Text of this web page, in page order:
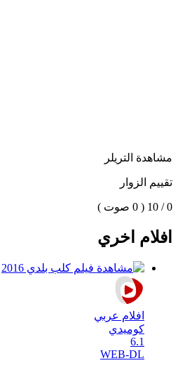
مشاهدة التريلر
تقييم الزوار
0 / 10 ( 0 صوت )
افلام اخري
افلام عربي
كوميدي
6.1
WEB-DL